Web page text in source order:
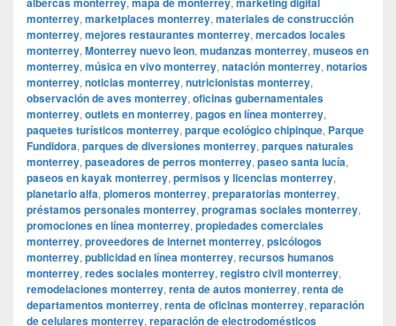
monterrey, marketplaces monterrey, materiales de construcción
monterrey, mejores restaurantes monterrey, mercados locales
monterrey, Monterrey nuevo leon, mudanzas monterrey, museos en
monterrey, música en vivo monterrey, natación monterrey, notarios
monterrey, noticias monterrey, nutricionistas monterrey,
observación de aves monterrey, oficinas gubernamentales
monterrey, outlets en monterrey, pagos en línea monterrey,
paquetes turísticos monterrey, parque ecológico chipinque, Parque
Fundidora, parques de diversiones monterrey, parques naturales
monterrey, paseadores de perros monterrey, paseo santa lucía,
paseos en kayak monterrey, permisos y licencias monterrey,
planetario alfa, plomeros monterrey, preparatorias monterrey,
préstamos personales monterrey, programas sociales monterrey,
promociones en línea monterrey, propiedades comerciales
monterrey, proveedores de internet monterrey, psicólogos
monterrey, publicidad en línea monterrey, recursos humanos
monterrey, redes sociales monterrey, registro civil monterrey,
remodelaciones monterrey, renta de autos monterrey, renta de
departamentos monterrey, renta de oficinas monterrey, reparación
de celulares monterrey, reparación de electrodomésticos